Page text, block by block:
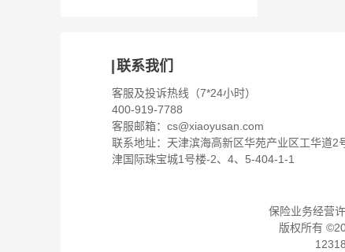
联系我们
客服及投诉热线（7*24小时）
400-919-7788
客服邮箱： cs@xiaoyusan.com
联系地址：天津滨海高新区华苑产业区工华道2
津国际珠宝城1号楼-2、4、5-404-1-1
保险业务经营
版权所有 ©